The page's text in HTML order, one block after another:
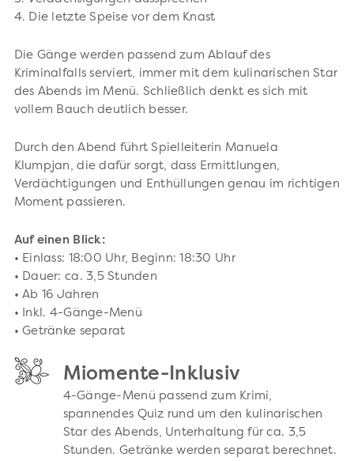
4. Die letzte Speise vor dem Knast
Die Gänge werden passend zum Ablauf des
Kriminalfalls serviert, immer mit dem kulinarischen Star
des Abends im Menü. Schließlich denkt es sich mit
vollem Bauch deutlich besser.
Durch den Abend führt Spielleiterin Manuela
Klumpjan, die dafür sorgt, dass Ermittlungen,
Verdächtigungen und Enthüllungen genau im richtigen
Moment passieren.
Auf einen Blick:
• Einlass: 18:00 Uhr, Beginn: 18:30 Uhr
• Dauer: ca. 3,5 Stunden
• Ab 16 Jahren
• Inkl. 4-Gänge-Menü
• Getränke separat
Miomente-Inklusiv
4-Gänge-Menü passend zum Krimi,
spannendes Quiz rund um den kulinarischen
Star des Abends, Unterhaltung für ca. 3,5
Stunden. Getränke werden separat berechnet.